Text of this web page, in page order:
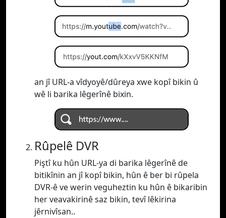
an jî URL-a vîdyoyê/dûreya xwe kopî bikin û
wê li barika lêgerînê bixin.
Rûpelê DVR
Piştî ku hûn URL-ya di barika lêgerînê de
bitikînin an jî kopî bikin, hûn ê ber bi rûpela
DVR-ê ve werin veguheztin ku hûn ê bikaribin
her veavakirinê saz bikin, tevî lêkirina
jêrnivîsan..